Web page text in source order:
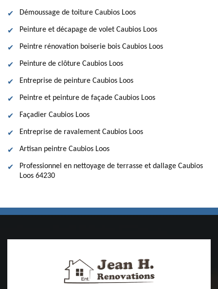
Démoussage de toiture Caubios Loos
Peinture et décapage de volet Caubios Loos
Peintre rénovation boiserie bois Caubios Loos
Peinture de clôture Caubios Loos
Entreprise de peinture Caubios Loos
Peintre et peinture de façade Caubios Loos
Façadier Caubios Loos
Entreprise de ravalement Caubios Loos
Artisan peintre Caubios Loos
Professionnel en nettoyage de terrasse et dallage Caubios
Loos 64230